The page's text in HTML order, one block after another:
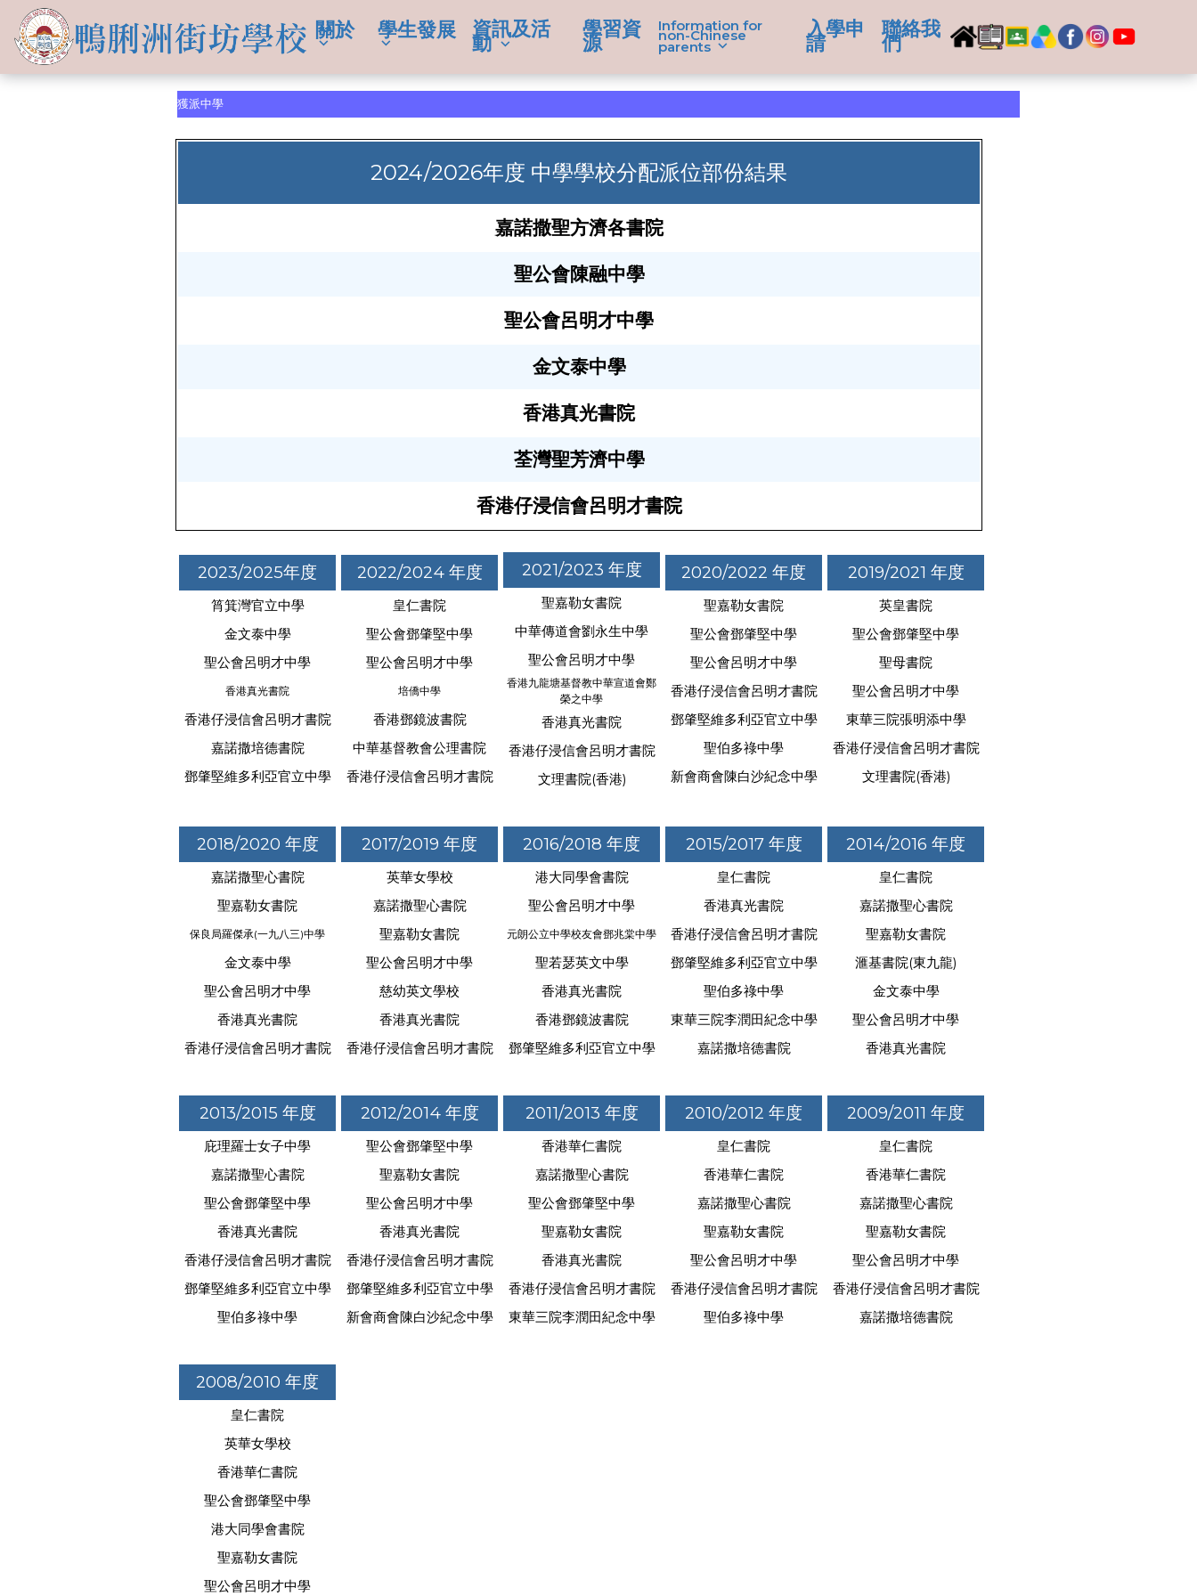
關於 學生發展
學生成就
資訊及活
動
學習資
源
Information for
non-Chinese
parents
入學申
請
聯絡我
們
獲派中學
2024/2026年度 中學學校分配派位部份結果
嘉諾撒聖方濟各書院
聖公會陳融中學
聖公會呂明才中學
金文泰中學
香港真光書院
荃灣聖芳濟中學
香港仔浸信會呂明才書院
2023/2025年度
筲箕灣官立中學
金文泰中學
聖公會呂明才中學
香港真光書院
香港仔浸信會呂明才書院
嘉諾撒培德書院
鄧肇堅維多利亞官立中學
2022/2024 年度
皇仁書院
聖公會鄧肇堅中學
聖公會呂明才中學
培僑中學
香港鄧鏡波書院
中華基督教會公理書院
香港仔浸信會呂明才書院
2021/2023 年度
聖嘉勒女書院
中華傳道會劉永生中學
聖公會呂明才中學
香港九龍塘基督教中華宣道會鄭
榮之中學
香港真光書院
香港仔浸信會呂明才書院
文理書院(香港)
2020/2022 年度
聖嘉勒女書院
聖公會鄧肇堅中學
聖公會呂明才中學
香港仔浸信會呂明才書院
鄧肇堅維多利亞官立中學
聖伯多祿中學
新會商會陳白沙紀念中學
2019/2021 年度
英皇書院
聖公會鄧肇堅中學
聖母書院
聖公會呂明才中學
東華三院張明添中學
香港仔浸信會呂明才書院
文理書院(香港)
2018/2020 年度
嘉諾撒聖心書院
聖嘉勒女書院
保良局羅傑承(一九八三)中學
金文泰中學
聖公會呂明才中學
香港真光書院
香港仔浸信會呂明才書院
2017/2019 年度
英華女學校
嘉諾撒聖心書院
聖嘉勒女書院
聖公會呂明才中學
慈幼英文學校
香港真光書院
香港仔浸信會呂明才書院
2016/2018 年度
港大同學會書院
聖公會呂明才中學
元朗公立中學校友會鄧兆棠中學
聖若瑟英文中學
香港真光書院
香港鄧鏡波書院
鄧肇堅維多利亞官立中學
2015/2017 年度
皇仁書院
香港真光書院
香港仔浸信會呂明才書院
鄧肇堅維多利亞官立中學
聖伯多祿中學
東華三院李潤田紀念中學
嘉諾撒培德書院
2014/2016 年度
皇仁書院
嘉諾撒聖心書院
聖嘉勒女書院
滙基書院(東九龍)
金文泰中學
聖公會呂明才中學
香港真光書院
2013/2015 年度
庇理羅士女子中學
嘉諾撒聖心書院
聖公會鄧肇堅中學
香港真光書院
香港仔浸信會呂明才書院
鄧肇堅維多利亞官立中學
聖伯多祿中學
2012/2014 年度
聖公會鄧肇堅中學
聖嘉勒女書院
聖公會呂明才中學
香港真光書院
香港仔浸信會呂明才書院
鄧肇堅維多利亞官立中學
新會商會陳白沙紀念中學
2011/2013 年度
香港華仁書院
嘉諾撒聖心書院
聖公會鄧肇堅中學
聖嘉勒女書院
香港真光書院
香港仔浸信會呂明才書院
東華三院李潤田紀念中學
2010/2012 年度
皇仁書院
香港華仁書院
嘉諾撒聖心書院
聖嘉勒女書院
聖公會呂明才中學
香港仔浸信會呂明才書院
聖伯多祿中學
2009/2011 年度
皇仁書院
香港華仁書院
嘉諾撒聖心書院
聖嘉勒女書院
聖公會呂明才中學
香港仔浸信會呂明才書院
嘉諾撒培德書院
2008/2010 年度
皇仁書院
英華女學校
香港華仁書院
聖公會鄧肇堅中學
港大同學會書院
聖嘉勒女書院
聖公會呂明才中學